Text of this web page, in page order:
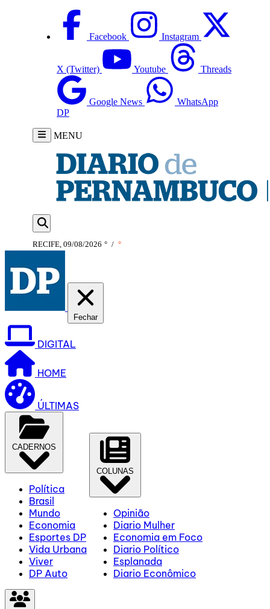
Facebook Instagram
X (Twitter) Youtube Threads
Google News
WhatsApp
DP
MENU
RECIFE, 09/08/2026 ° / °
Fechar
DIGITAL
HOME
ÚLTIMAS
CADERNOS
Política
Brasil
Mundo
Economia
Esportes DP
Vida Urbana
Viver
DP Auto
COLUNAS
Opinião
Diario Mulher
Economia em Foco
Diario Político
Esplanada
Diario Econômico